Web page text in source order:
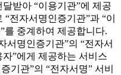
받아 “이용기관”에 제공
전자서명인증기관”과 “이
를 중계하여 제공합니다.
서명인증기관”의 “전자서
”에게 제공하는 서비스
기관”의 “전자서명” 서비